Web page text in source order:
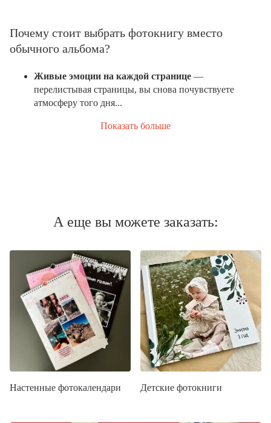
Почему стоит выбрать фотокнигу вместо
обычного альбома?
Живые эмоции на каждой странице —
перелистывая страницы, вы снова почувствуете
атмосферу того дня...
Показать больше
А еще вы можете заказать:
Настенные фотокалендари Детские фотокниги